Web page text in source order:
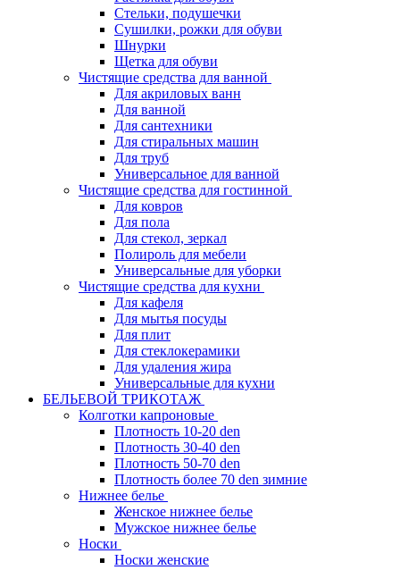
Стельки, подушечки
Сушилки, рожки для обуви
Шнурки
Щетка для обуви
Чистящие средства для ванной
Для акриловых ванн
Для ванной
Для сантехники
Для стиральных машин
Для труб
Универсальное для ванной
Чистящие средства для гостинной
Для ковров
Для пола
Для стекол, зеркал
Полироль для мебели
Универсальные для уборки
Чистящие средства для кухни
Для кафеля
Для мытья посуды
Для плит
Для стеклокерамики
Для удаления жира
Универсальные для кухни
БЕЛЬЕВОЙ ТРИКОТАЖ
Колготки капроновые
Плотность 10-20 den
Плотность 30-40 den
Плотность 50-70 den
Плотность более 70 den зимние
Нижнее белье
Женское нижнее белье
Мужское нижнее белье
Носки
Носки женские